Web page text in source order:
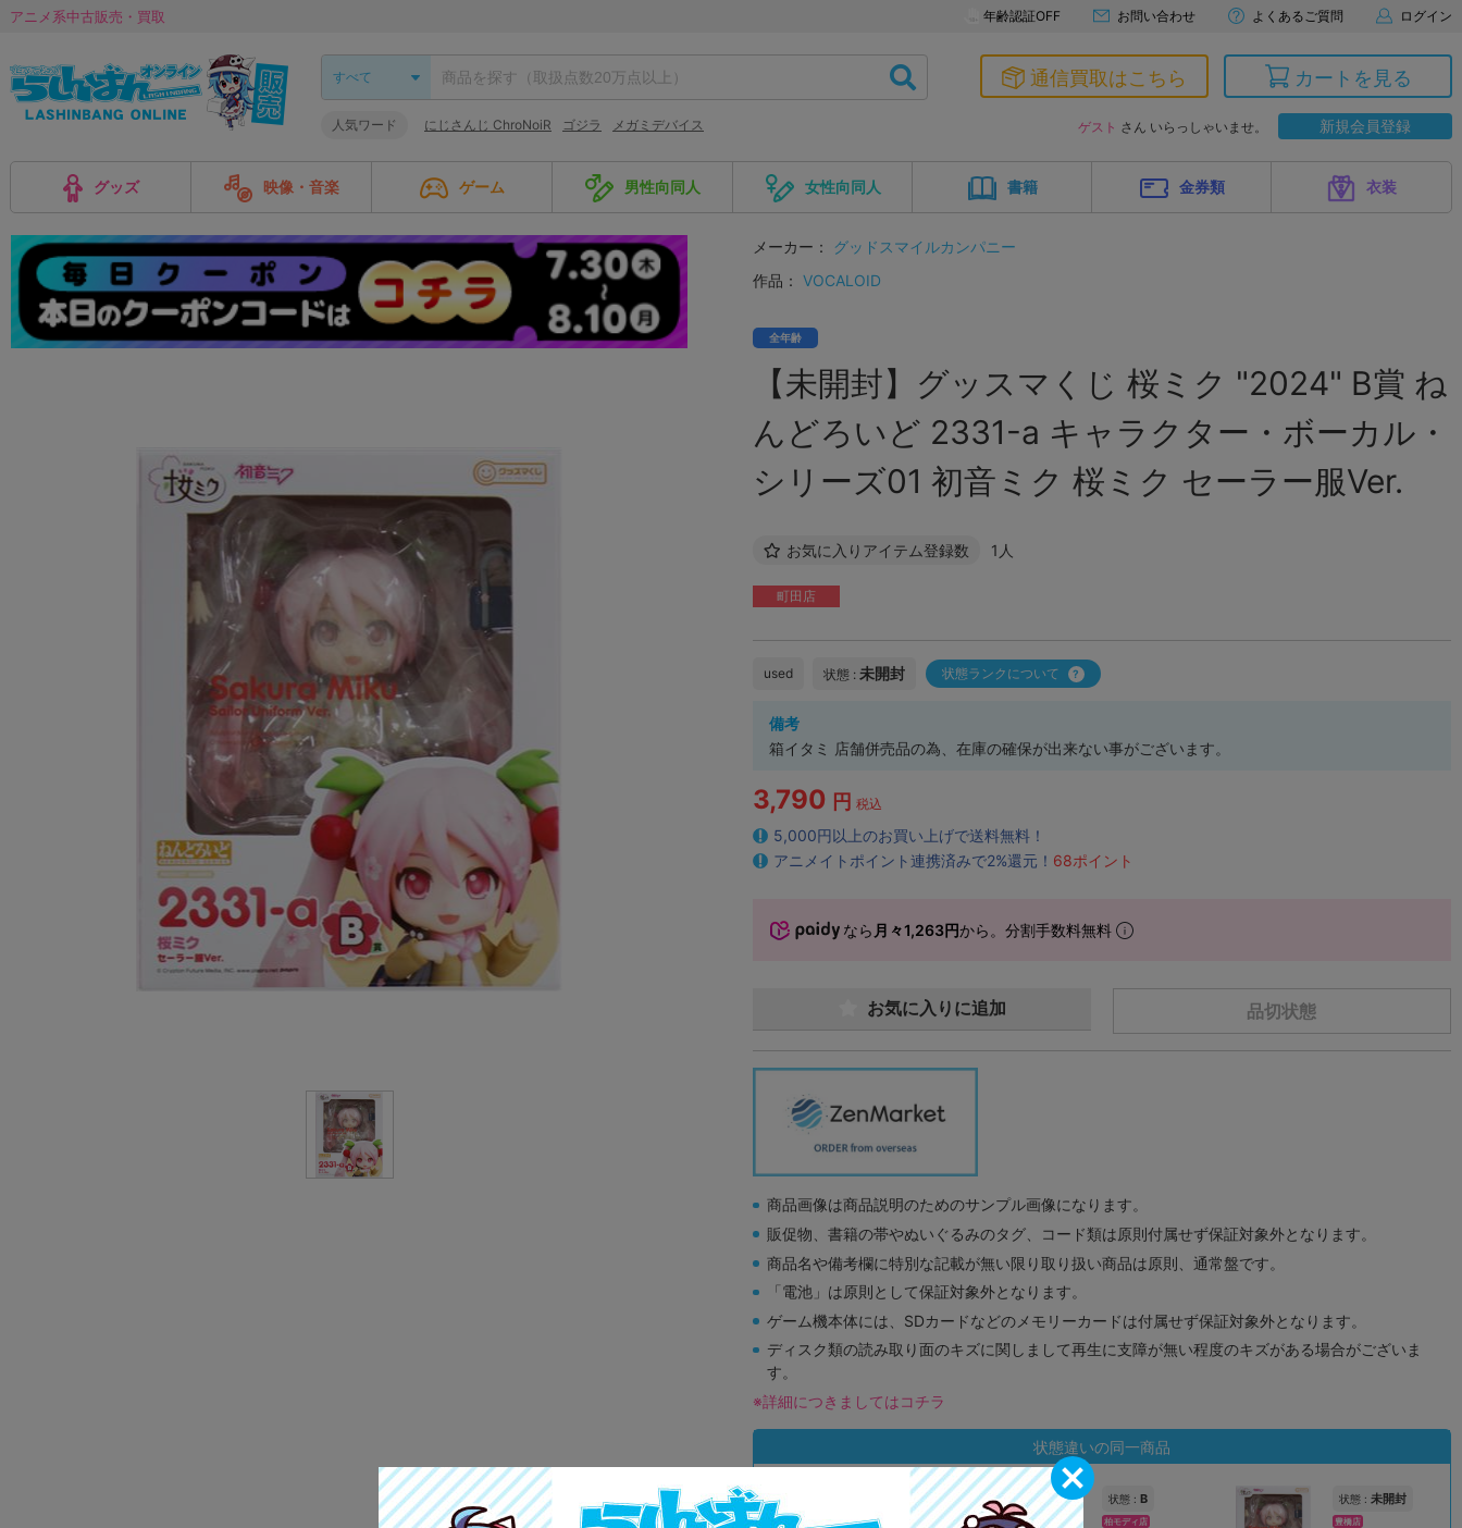
アニメ系中古販売・買取 年齢認証OFF お問い合わせ よくあるご質問 ログイン
人気ワード にじさんじ ChroNoiR ゴジラ メガミデバイス
通信買取はこちら カートを見る
ゲスト さん いらっしゃいませ。 新規会員登録
グッズ 映像・音楽 ゲーム 男性向同人 女性向同人 書籍 金券類 衣装
メーカー：
グッドスマイルカンパニー
作品： VOCALOID
全年齢
【未開封】グッスマくじ 桜ミク "2024" B賞 ね
んどろいど 2331-a キャラクター・ボーカル・
シリーズ01 初音ミク 桜ミク セーラー服Ver.
お気に入りアイテム登録数 1人
町田店
used 状態 : 未開封 状態ランクについて
備考
箱イタミ 店舗併売品の為、在庫の確保が出来ない事がございます。
3,790 円 税込
5,000円以上のお買い上げで送料無料！
アニメイトポイント連携済みで2%還元！ 68ポイント
なら 月々1,263円から。分割手数料無料
品切状態
お気に入りに追加
商品画像は商品説明のためのサンプル画像になります。
販促物、書籍の帯やぬいぐるみのタグ、コード類は原則付属せず保証対象外となります。
商品名や備考欄に特別な記載が無い限り取り扱い商品は原則、通常盤です。
「電池」は原則として保証対象外となります。
ゲーム機本体には、SDカードなどのメモリーカードは付属せず保証対象外となります。
ディスク類の読み取り面のキズに関しまして再生に支障が無い程度のキズがある場合がございま
す。
※詳細につきましてはコチラ
状態違いの同一商品
A
オンライン
状態 : B
柏モディ店
状態 : 未開封
豊橋店